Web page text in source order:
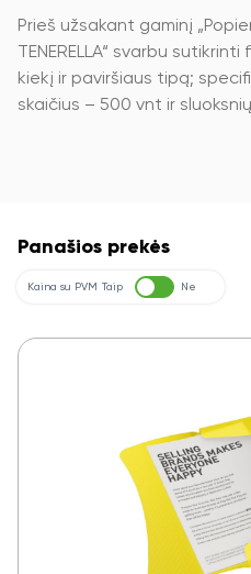
Prieš užsakant gaminį
TENERELLA“ svarbu
kiekį ir paviršiaus tipą;
skaičius – 500 vnt ir
Panašios prekės
Kaina su PVM Taip Ne